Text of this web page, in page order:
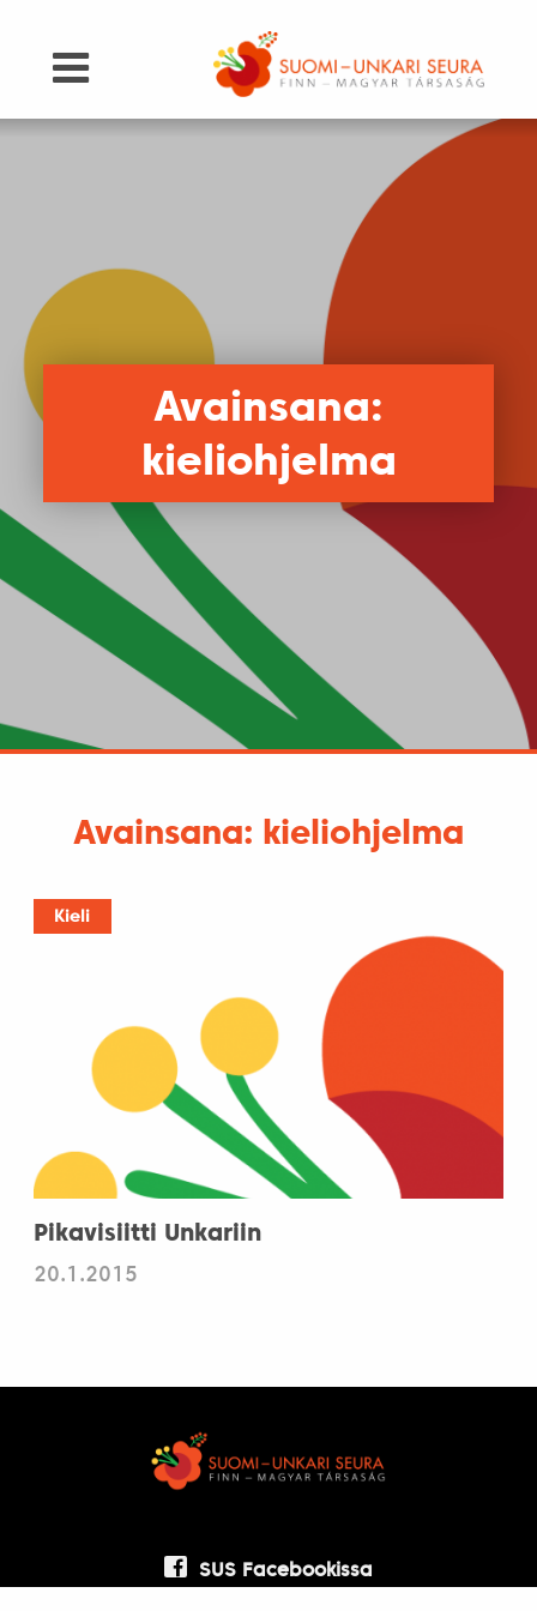
Avainsana:
kieliohjelma
Avainsana: kieliohjelma
Kieli
Pikavisiitti Unkariin
20.1.2015
SUS Facebookissa